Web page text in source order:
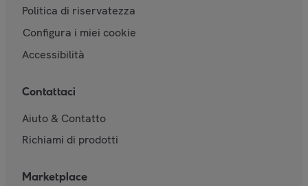
Politica di riservatezza
Configura i miei cookie
Accessibilità
Contattaci
Aiuto & Contatto
Richiami di prodotti
Marketplace